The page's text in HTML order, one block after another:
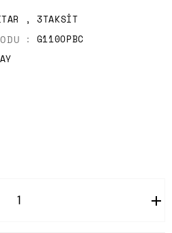
,3TAKSIT
G110OPBC